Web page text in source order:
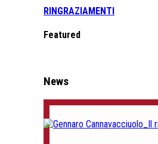
RINGRAZIAMENTI
Featured
News